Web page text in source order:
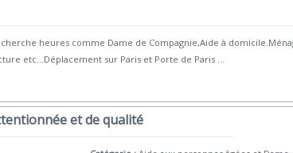
heures comme Dame de Compagnie,Aide à
etc...Déplacement sur Paris et Porte de Paris ...
et de qualité